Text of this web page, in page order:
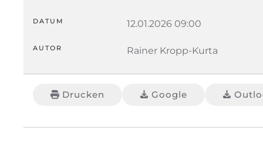
DATUM 12.01.2026 09:00
AUTOR Rainer Kropp-Kurta
Drucken Google